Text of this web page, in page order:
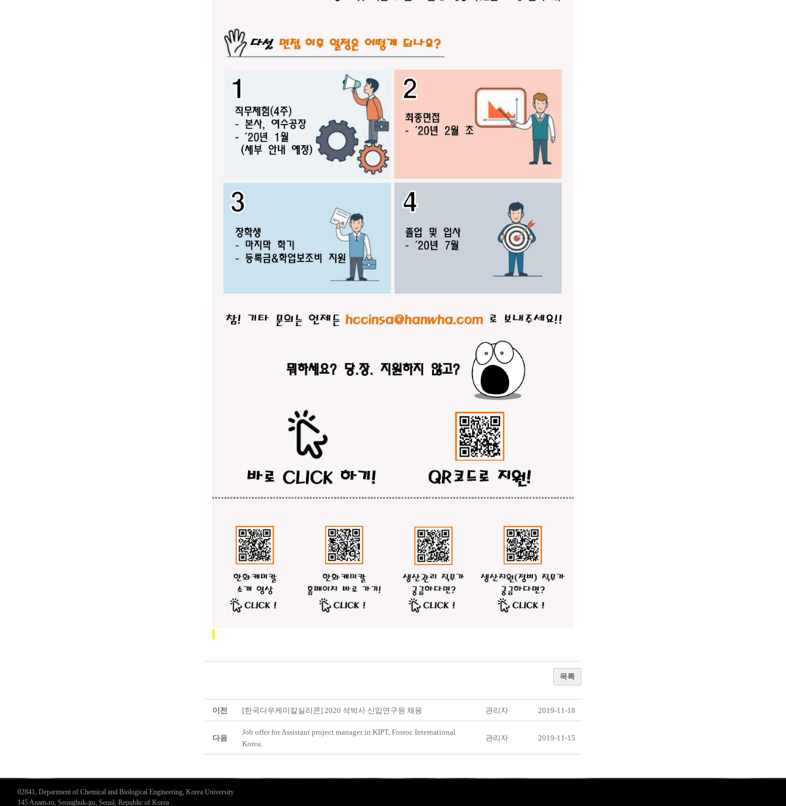
목록
이전 [한국다우케미칼실리콘] 2020 석박사 신입연구원 채용 관리자 2019-11-18
다음
Job offer for Assistant project manager in KIPT, Fosroc International
Korea.
관리자 2019-11-15
02841, Department of Chemical and Biological Engineering, Korea University
145 Anam-ro, Seongbuk-gu, Seoul, Republic of Korea